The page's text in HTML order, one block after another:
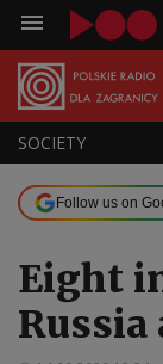
SOCIETY
Follow us on
Eight
Russia